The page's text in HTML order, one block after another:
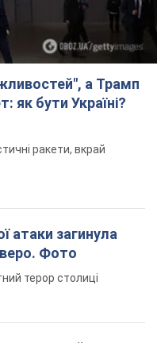
а Трамп
як бути Україні?
ракети, вкрай
атаки загинула
Фото
терор столиці